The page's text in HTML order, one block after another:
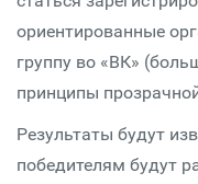
ориентированные
группу во «ВК»
принципы
Результаты будут
победителям будут